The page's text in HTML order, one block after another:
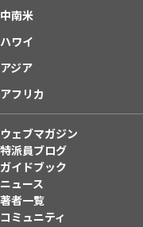
中南米
ハワイ
アジア
アフリカ
ウェブマガジン
特派員ブログ
ガイドブック
ニュース
著者一覧
コミュニティ